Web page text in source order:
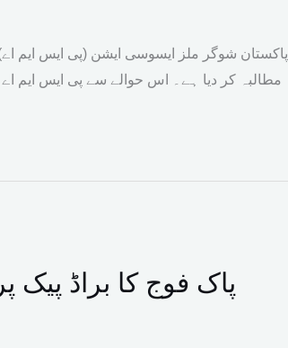
پاکستان شوگر ملز ایسوسی ایشن (پی ایس ایم
مطالبہ کر دیا ہے۔ اس حوالے سے پی ایس ایم اے
پاک فوج کا براڈ پیک